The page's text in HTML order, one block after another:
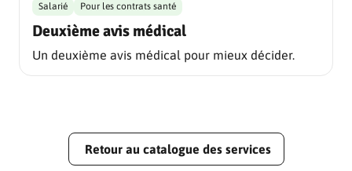
Deuxième avis médical
Salarié Pour les contrats santé
Un deuxième avis médical pour mieux décider.
Retour au catalogue des services